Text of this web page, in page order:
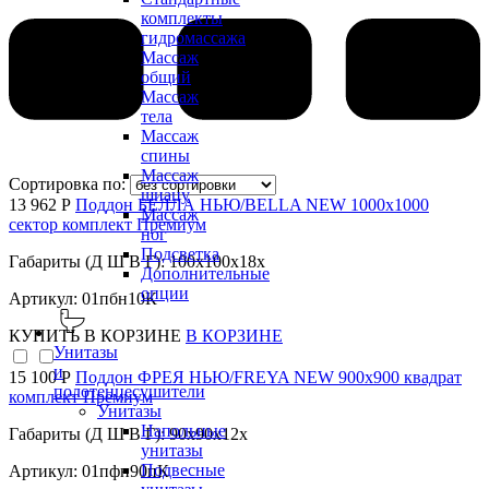
комплекты
гидромассажа
Массаж
общий
Массаж
тела
Массаж
спины
Массаж
шиацу
Массаж
ног
Подсветка
Дополнительные
опции
Унитазы
и
полотенцесушители
Унитазы
Напольные
унитазы
Подвесные
Сортировка по:
13 962 Р Поддон БЕЛЛА НЬЮ/BELLA NEW 1000х1000
сектор комплект Премиум
Габариты (Д Ш В Г): 100x100x18x
Артикул: 01пбн10К
КУПИТЬ В КОРЗИНЕ В КОРЗИНЕ
15 100 Р Поддон ФРЕЯ НЬЮ/FREYA NEW 900х900 квадрат
комплект Премиум
Габариты (Д Ш В Г): 90x90x12x
Артикул: 01пфн90пК